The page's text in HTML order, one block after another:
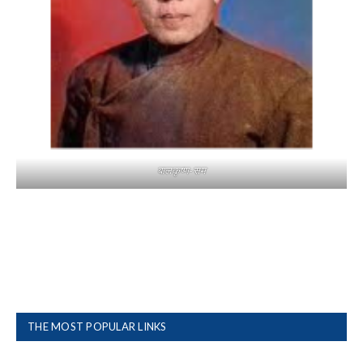
बालकृष्ण-सम
THE MOST POPULAR LINKS